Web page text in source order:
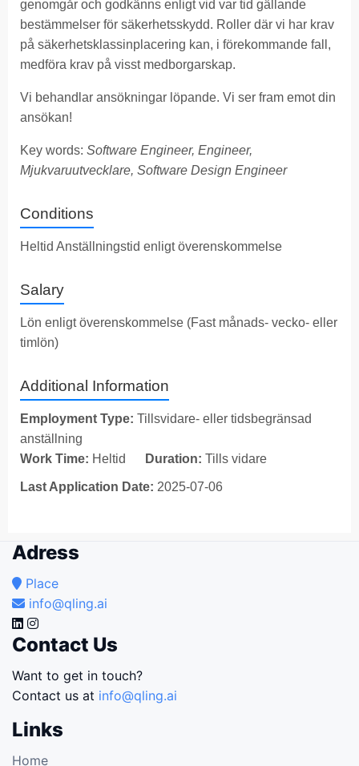
genomgår och godkänns enligt vid var tid gällande
bestämmelser för säkerhetsskydd. Roller där vi har krav
på säkerhetsklassinplacering kan, i förekommande fall,
medföra krav på visst medborgarskap.
Vi behandlar ansökningar löpande. Vi ser fram emot din
ansökan!
Key words: Software Engineer, Engineer,
Mjukvaruutvecklare, Software Design Engineer
Conditions
Heltid Anställningstid enligt överenskommelse
Salary
Lön enligt överenskommelse (Fast månads- vecko- eller
timlön)
Additional Information
Employment Type: Tillsvidare- eller tidsbegränsad
anställning
Work Time: Heltid Duration: Tills vidare
Last Application Date: 2025-07-06
Adress
Place
info@qling.ai
Contact Us
Want to get in touch?
Contact us at info@qling.ai
Links
Home